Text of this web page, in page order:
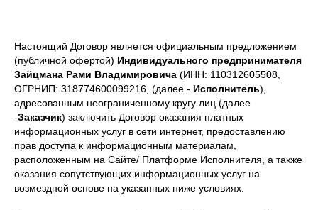
Настоящий Договор является официальным предложением
(публичной офертой) Индивидуального предпринимателя
Зайцмана Рами Владимировича (ИНН: 110312605508,
ОГРНИП: 318774600099216, (далее - Исполнитель),
адресованным неограниченному кругу лиц (далее
-Заказчик) заключить Договор оказания платных
информационных услуг в сети интернет, предоставлению
прав доступа к информационным материалам,
расположенным на Сайте/ Платформе Исполнителя, а также
оказания сопутствующих информационных услуг на
возмездной основе на указанных ниже условиях.